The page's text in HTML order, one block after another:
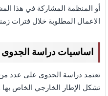
أو المنظمة المشاركة في هذا
الاعمال المطلوبة خلال فترات
اساسيات دراسة الجدوى
تعتمد دراسة الجدوى على عدد من
تشكل الإطار الخارجي الخاص بها